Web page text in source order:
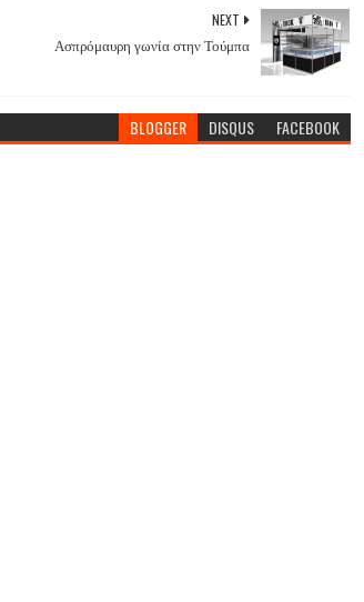
NEXT
Ασπρόμαυρη γωνία στην Τούμπα
BLOGGER DISQUS FACEBOOK